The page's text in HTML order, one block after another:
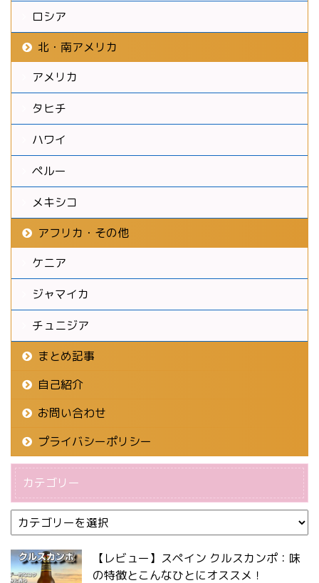
ロシア
北・南アメリカ
アメリカ
タヒチ
ハワイ
ペルー
メキシコ
アフリカ・その他
ケニア
ジャマイカ
チュニジア
まとめ記事
自己紹介
お問い合わせ
プライバシーポリシー
カテゴリー
【レビュー】スペイン クルスカンポ：味
の特徴とこんなひとにオススメ！